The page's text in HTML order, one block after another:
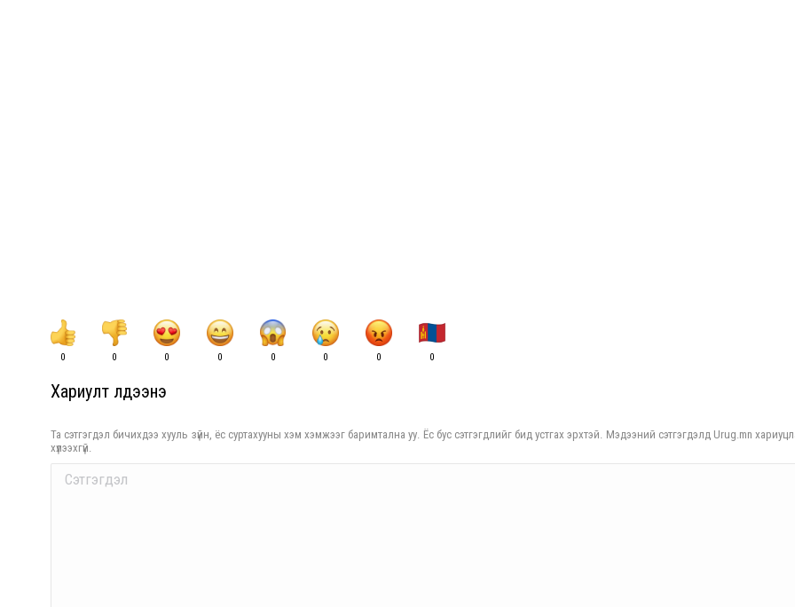
0 0 0 0 0 0 0 0
Хариулт үлдээнэ үү
Та сэтгэгдэл бичихдээ хууль зүйн, ёс суртахууны хэм хэмжээг баримтална уу. Ёс бус сэтгэгдлийг бид устгах эрхтэй. Мэдээний сэтгэгдэлд Urug.mn
хүлээхгүй.
Comment